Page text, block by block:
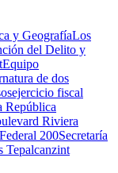
y GeografíaLos
del Delito y
Equipo
de dos
ejercicio fiscal
República
Riviera
200Secretaría
Tepalcanzint